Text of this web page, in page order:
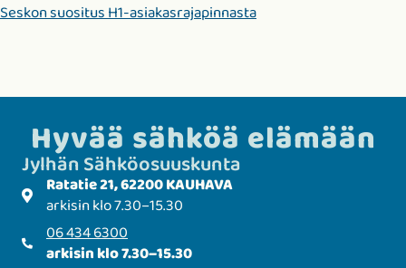
Seskon suositus H1-asiakasrajapinnasta
Hyvää sähköä elämään
Jylhän Sähkö­­osuuskunta
Ratatie 21, 62200 KAUHAVA
arkisin klo 7.30–15.30
06 434 6300
arkisin klo 7.30–15.30